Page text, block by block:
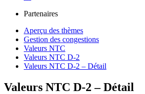
Partenaires
Aperçu des thèmes
Gestion des congestions
Valeurs NTC
Valeurs NTC D-2
Valeurs NTC D-2 – Détail
Valeurs NTC D-2 – Détail